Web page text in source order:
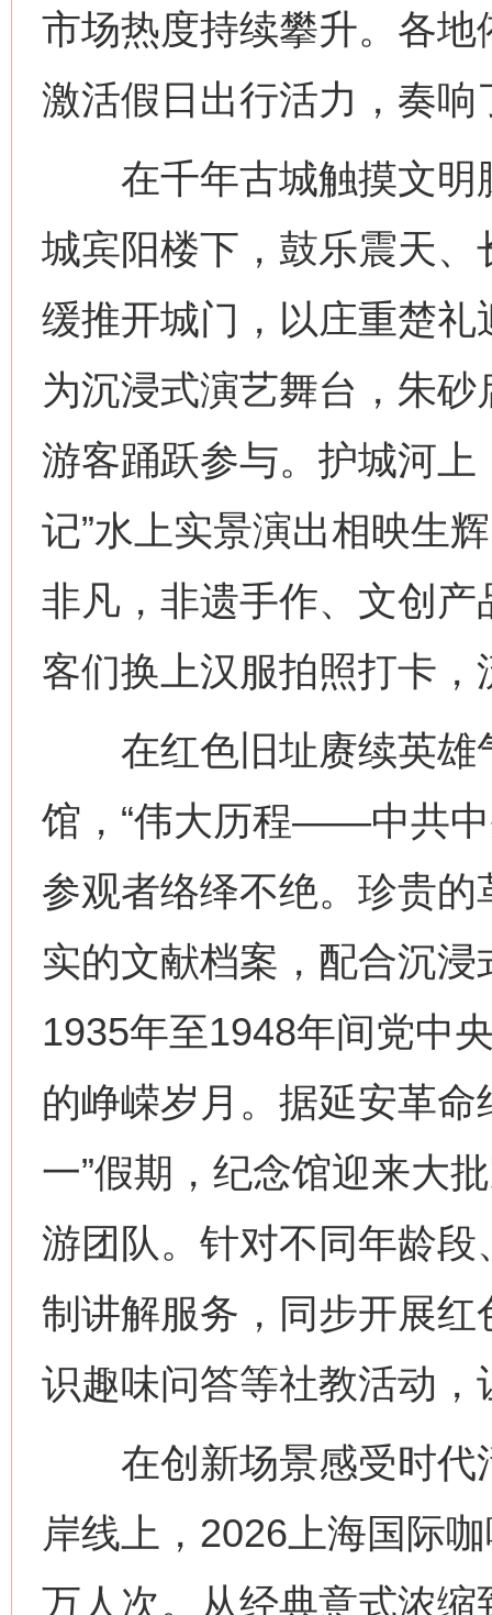
市场热度持续攀升。各
激活假日出行活力，奏响
在千年古城触摸文明
城宾阳楼下，鼓乐震天
缓推开城门，以庄重楚
为沉浸式演艺舞台，朱
游客踊跃参与。护城河上
记”水上实景演出相映生
非凡，非遗手作、文创
客们换上汉服拍照打卡，
在红色旧址赓续英雄
馆，“伟大历程——中共中
参观者络绎不绝。珍贵
实的文献档案，配合沉
1935年至1948年间党中
的峥嵘岁月。据延安革
一”假期，纪念馆迎来大
游团队。针对不同年龄
制讲解服务，同步开展
识趣味问答等社教活动
在创新场景感受时代
岸线上，2026上海国际
万人次。从经典意式浓